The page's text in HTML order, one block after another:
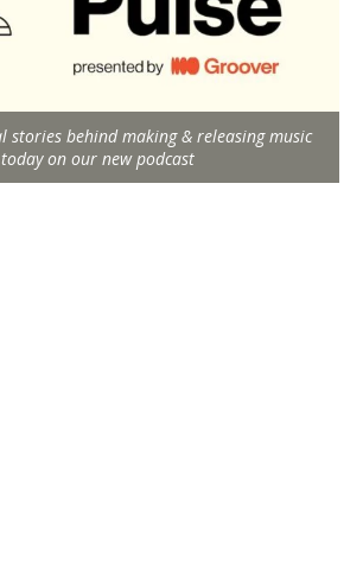
stories behind making & releasing music
today on our new podcast